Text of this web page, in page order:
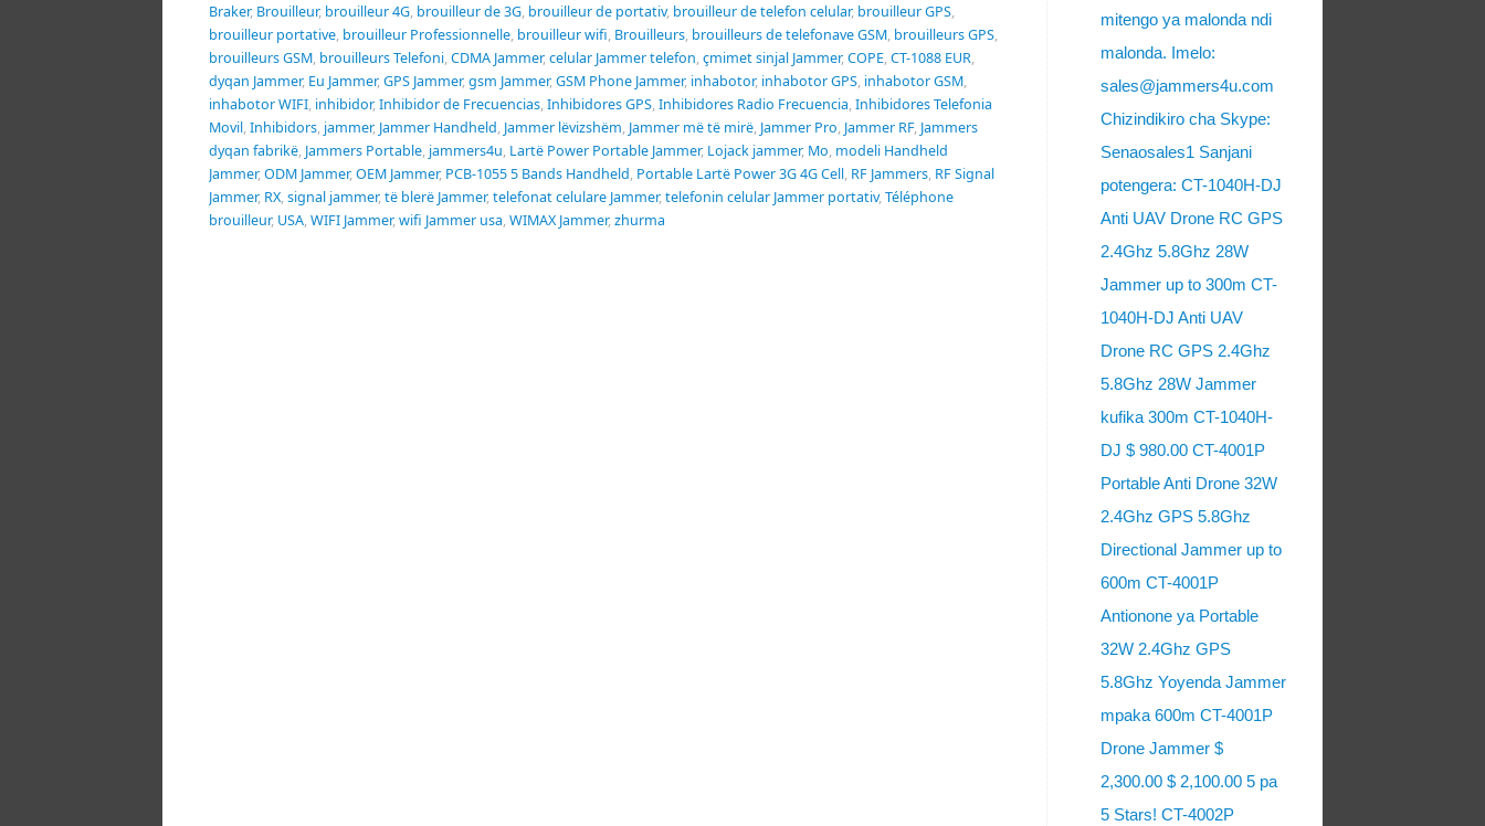
Braker, Brouilleur, brouilleur 4G, brouilleur de 3G, brouilleur de portativ, brouilleur de telefon celular, brouilleur GPS,
brouilleur portative, brouilleur Professionnelle, brouilleur wifi, Brouilleurs, brouilleurs de telefonave GSM, brouilleurs GPS,
brouilleurs GSM, brouilleurs Telefoni,CDMA Jammer,celular Jammer telefon,çmimet sinjal Jammer,COPE,CT-1088 EUR,
dyqan Jammer, Eu Jammer,GPS Jammer,gsm Jammer,GSM Phone Jammer, inhabotor, inhabotor GPS, inhabotor GSM,
inhabotor WIFI, inhibidor,Inhibidor de Frecuencias,Inhibidores GPS,Inhibidores Radio Frecuencia,Inhibidores Telefonia
Movil,Inhibidors, jammer, Jammer Handheld, Jammer lëvizshëm, Jammer më të mirë, Jammer Pro, Jammer RF, Jammers
dyqan fabrikë, Jammers Portable, jammers4u, Lartë Power Portable Jammer, Lojack jammer, Mo, modeli Handheld
Jammer,ODM Jammer,OEM Jammer, PCB-1055 5 Bands Handheld, Portable Lartë Power 3G 4G Cell, RF Jammers, RF Signal
Jammer, RX,signal jammer,të blerë Jammer,telefonat celulare Jammer,telefonin celular Jammer portativ,Téléphone
brouilleur, USA,WIFI Jammer,wifi Jammer usa,WIMAX Jammer,zhurma
mitengo ya malonda ndi
malonda. Imelo:
sales@jammers4u.com
Chizindikiro cha Skype:
Senaosales1 Sanjani
potengera: CT-1040H-DJ
Anti UAV Drone RC GPS
2.4Ghz 5.8Ghz 28W
Jammer up to 300m CT-
1040H-DJ Anti UAV
Drone RC GPS 2.4Ghz
5.8Ghz 28W Jammer
kufika 300m CT-1040H-
DJ $ 980.00 CT-4001P
Portable Anti Drone 32W
2.4Ghz GPS 5.8Ghz
Directional Jammer up to
600m CT-4001P
Antionone ya Portable
32W 2.4Ghz GPS
5.8Ghz Yoyenda Jammer
mpaka 600m CT-4001P
Drone Jammer $
2,300.00 $ 2,100.00 5 pa
5 Stars! CT-4002P